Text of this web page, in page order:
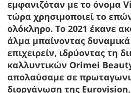
εμφανιζόταν με το όνομα
τώρα χρησιμοποιεί το
ολόκληρο. Το 2021 έκανε
άλμα μπαίνοντας
επιχειρείν, ιδρύοντας τη
καλλυντικών Orimei
απολαύσαμε σε
διοργάνωση της